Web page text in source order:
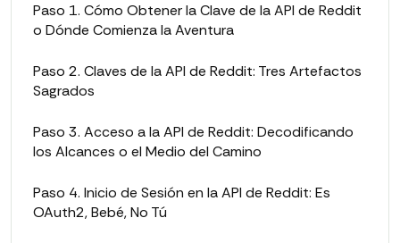
Paso 1. Cómo Obtener la Clave de la API de Reddit
o Dónde Comienza la Aventura
Paso 2. Claves de la API de Reddit: Tres Artefactos
Sagrados
Paso 3. Acceso a la API de Reddit: Decodificando
los Alcances o el Medio del Camino
Paso 4. Inicio de Sesión en la API de Reddit: Es
OAuth2, Bebé, No Tú